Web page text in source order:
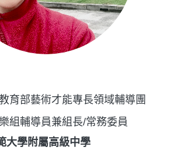
育部藝術才能專長領域輔導團
組輔導員兼組長/常務委員
大學附屬高級中學